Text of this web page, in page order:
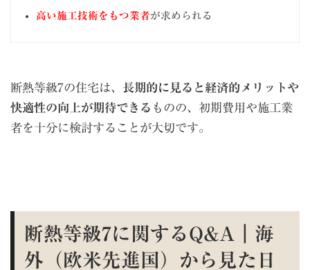
高い施工技術をもつ業者が求められる
断熱等級7の住宅は、 長期的に見ると経済的メリットや
快適性の向上が期待できる ものの、初期費用や施工業
者を十分に検討することが大切です。
断熱等級7に関するQ&A｜海
外（欧米先進国）から見た日